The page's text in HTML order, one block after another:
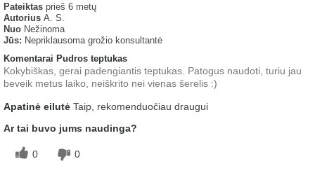
Pateiktas prieš 6 metų
Autorius A. S.
Nuo Nežinoma
Jūs: Nepriklausoma grožio konsultantė
Komentarai Pudros teptukas
Kokybiškas, gerai padengiantis teptukas. Patogus naudoti, turiu jau
beveik metus laiko, neiškrito nei vienas šerelis :)
Apatinė eilutė Taip, rekomenduočiau draugui
Ar tai buvo jums naudinga?
0 0